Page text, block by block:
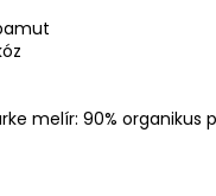
melír: 90% organikus